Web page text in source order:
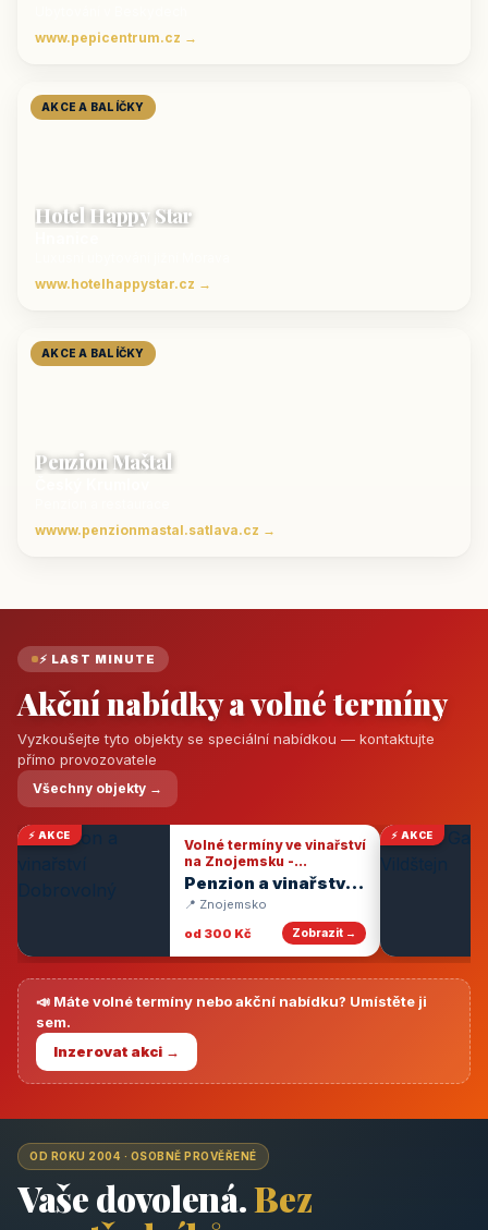
www.pepicentrum.cz →
AKCE A BALÍČKY
Hotel Happy Star
www.hotelhappystar.cz →
AKCE A BALÍČKY
Penzion Maštal
wwww.penzionmastal.satlava.cz →
⚡ LAST MINUTE
Akční nabídky a volné termíny
Vyzkoušejte tyto objekty se speciální nabídkou — kontaktujte
přímo provozovatele
Všechny objekty →
⚡ AKCE
Volné termíny ve vinařství
na Znojemsku -
degustace vín
Penzion a vinařství
Dobrovolný
📍 Znojemsko
od 300 Kč
Zobrazit →
⚡ AKCE
📣 Máte volné termíny nebo akční nabídku? Umístěte ji
sem.
Inzerovat akci →
OD ROKU 2004 · OSOBNĚ PROVĚŘENÉ
Vaše dovolená.Bez